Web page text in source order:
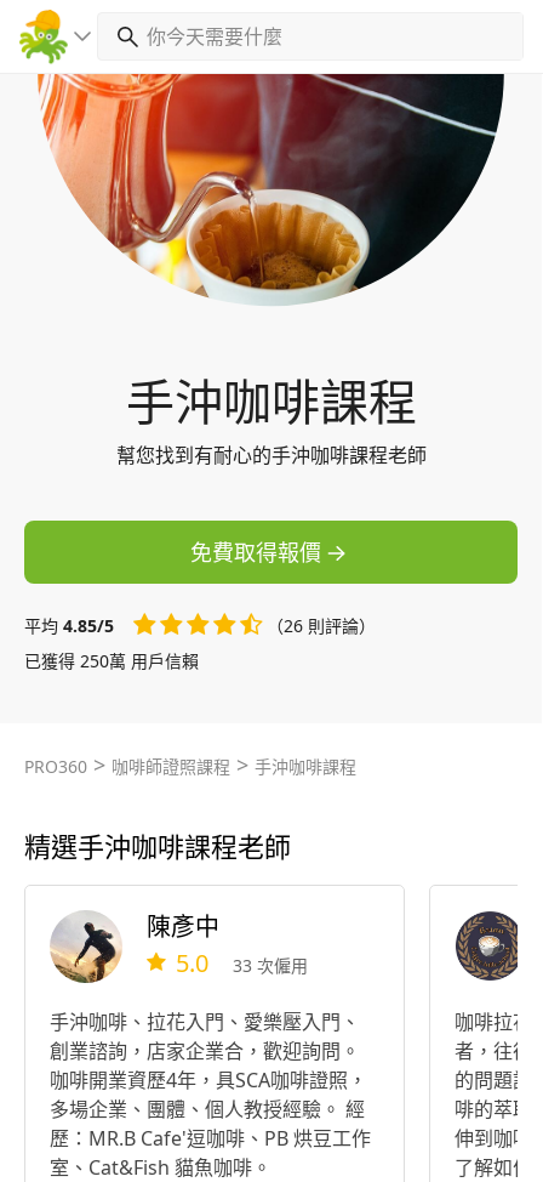
手沖咖啡課程
幫您找到有耐心的手沖咖啡課程老師
免費取得報價
平均 4.85/5
（26 則評論）
已獲得 250萬 用戶信賴
PRO360 > 咖啡師證照課程 > 手沖咖啡課程
精選手沖咖啡課程老師
陳彥中
5.0 33 次僱用
手沖咖啡、拉花入門、愛樂壓入門、
創業諮詢，店家企業合，歡迎詢問。
咖啡開業資歷4年，具SCA咖啡證照，
多場企業、團體、個人教授經驗。 經
歷：MR.B Cafe'逗咖啡、PB 烘豆工作
室、Cat&Fish 貓魚咖啡。
咖啡拉花教學課
者，往往
的問題該
啡的萃取
伸到咖啡拉花
了解如何